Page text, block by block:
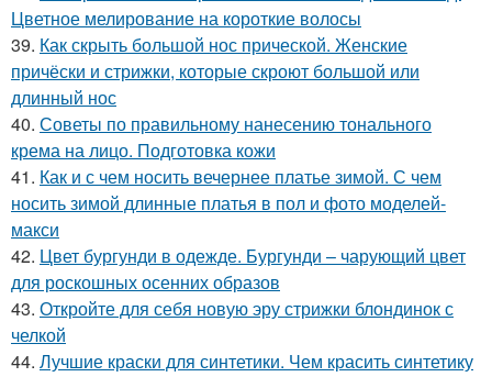
Цветное мелирование на короткие волосы
39. Как скрыть большой нос прической. Женские
причёски и стрижки, которые скроют большой или
длинный нос
40. Советы по правильному нанесению тонального
крема на лицо. Подготовка кожи
41. Как и с чем носить вечернее платье зимой. С чем
носить зимой длинные платья в пол и фото моделей-
макси
42. Цвет бургунди в одежде. Бургунди – чарующий цвет
для роскошных осенних образов
43. Откройте для себя новую эру стрижки блондинок с
челкой
44. Лучшие краски для синтетики. Чем красить синтетику